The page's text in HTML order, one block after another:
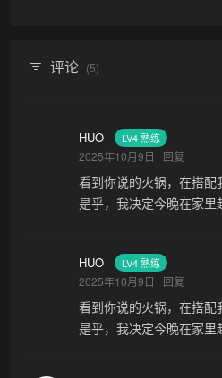
评论 (5)
HUO LV4 熟练
2025年10月9日 回复
看到你说的火锅，在搭
是乎，我决定今晚在家里
HUO LV4 熟练
2025年10月9日 回复
看到你说的火锅，在搭
是乎，我决定今晚在家里